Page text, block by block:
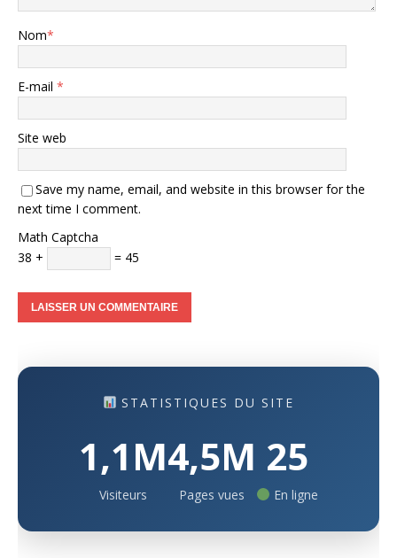
Nom*
E-mail *
Site web
Save my name, email, and website in this browser for the
next time I comment.
Math Captcha
38 +
= 45
STATISTIQUES DU SITE
1,1M
Visiteurs
4,5M
Pages vues
25
En ligne